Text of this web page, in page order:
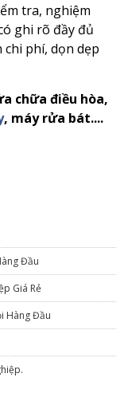
tra, nghiệm
ghi rõ đầy đủ
phí, dọn dẹp
chữa điều hòa,
, máy rửa bát....
Đầu
Giá Rẻ
Hàng Đầu